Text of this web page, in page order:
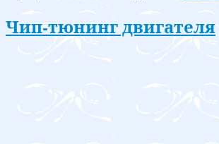
Чип-тюнинг двигателя